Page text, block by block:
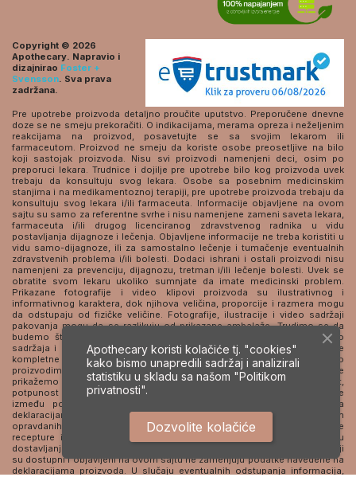
Copyright © 2026
Apothecary. Napravio i
dizajnirao Foster +
Svensson. Sva prava
zadržana.
Pre upotrebe proizvoda detaljno proučite uputstvo. Preporučene dnevne
doze se ne smeju prekoračiti. O indikacijama, merama opreza i neželjenim
reakcijama na proizvod, posavetujte se sa svojim lekarom ili
farmaceutom. Proizvod ne smeju da koriste osobe preosetljive na bilo
koji sastojak proizvoda. Nisu svi proizvodi namenjeni deci, osim po
preporuci lekara. Trudnice i dojilje pre upotrebe bilo kog proizvoda uvek
trebaju da konsultuju svog lekara. Osobe sa posebnim medicinskim
stanjima i na medikamentoznoj terapiji, pre upotrebe proizvoda trebaju da
konsultuju svog lekara i/ili farmaceuta. Informacije objavljene na ovom
sajtu su samo za referentne svrhe i nisu namenjene zameni saveta lekara,
farmaceuta i/ili drugog licenciranog zdravstvenog radnika u vidu
postavljanja dijagnoze i lečenja. Objavljene informacije ne treba koristiti u
vidu samo-dijagnoze, ili za samostalno lečenje i tumačenje eventualnih
zdravstvenih problema i/ili bolesti. Dodaci ishrani i ostali proizvodi nisu
namenjeni za prevenciju, dijagnozu, tretman i/ili lečenje bolesti. Uvek se
obratite svom lekaru ukoliko sumnjate da imate medicinski problem.
Prikazane fotografije i video klipovi proizvoda su ilustrativnog i
informativnog karaktera, dok njihova veličina, proporcije i razmera mogu
da odstupaju od fizičke veličine. Fotografije, ilustracije i video sadržaji
pakovanja mogu da se razlikuju od prikazane ambalaže. Trudimo se da
budemo što precizniji u opisu proizvoda, prikazanih fotografija, video
sadržaja i cena, ali ne možemo da garantujemo da su sve informacije
kompletne i bez grešaka. Nastojimo da dobijemo tačne podatke o
proizvodima od svojih dobavljača i proizvođača, i da iste podatke
prikažemo na svom sajtu. Međutim, ne možemo da garantujemo tačnost,
potpunost i/ili pravovremenost ovih podataka u svakom trenutku. Razlike
između podataka prikazanih na ovom sajtu i onih prikazanih na
deklaracijama proizvoda mogu da se pojave, usled tehničkih i drugih
opravdanih razloga (kao što su, bez ograničavanja samo na unapređenje
recepture i/ili formulacije proizvoda, sastojaka proizvoda, kašnjenja u
dostavljanju informacija od proizvođača i/ili dobavljača i dr.). Podaci koji
su dostupni i objavljeni na ovom sajtu ne zamenjuju podatke navedene na
deklaracijama proizvoda. U slučaju eventualnih odstupanja informacija,
Apothecary koristi kolačiće tj. "cookies"
kako bismo unapredili sadržaj i analizirali
statistiku u skladu sa našom "Politikom
privatnosti".
Dozvolite kolačiće